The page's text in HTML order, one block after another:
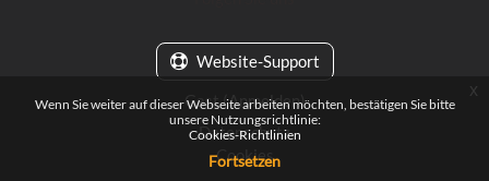
Website-Support
Gast (Anmelden)
Datenschutz
Cookies
Wenn Sie weiter auf dieser Webseite arbeiten möchten, bestätigen Sie bitte
unsere Nutzungsrichtlinie:
Cookies-Richtlinien
Fortsetzen
x